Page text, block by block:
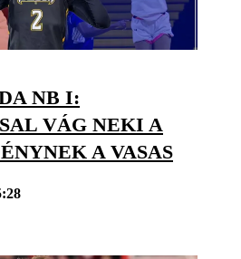
NB I:
VÁG NEKI A
A VASAS